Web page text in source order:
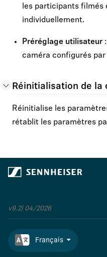
les participants filmés
individuellement.
Préréglage utilisateur
caméra configurés
Réinitialisation de la
Réinitialise les
rétablit les paramètres
v9.2 | 04/2026
Français